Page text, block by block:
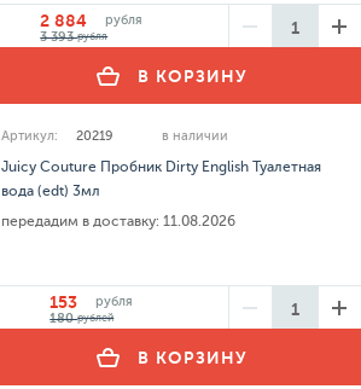
2 884
рубля
3 393рубля
В КОРЗИНУ
Артикул: 20219 в наличии
Juicy Couture Пробник Dirty English Туалетная
вода (edt) 3мл
передадим в доставку: 11.08.2026
153
рубля
180рублей
В КОРЗИНУ